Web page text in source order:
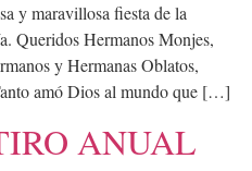
y maravillosa fiesta de la
Queridos Hermanos Monjes,
y Hermanas Oblatos,
amó Dios al mundo que […]
ANUAL